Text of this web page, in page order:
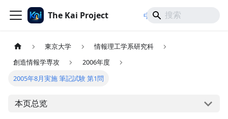
The Kai Project 中文/ 日本語
東京大学
情報理工学系研究科
創造情報学専攻
2006年度
2005年8月実施 筆記試験 第1問
本页总览